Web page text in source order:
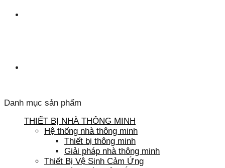
Danh mục sản phẩm
THIẾT BỊ NHÀ THÔNG MINH
Hệ thống nhà thông minh
Thiết bị thông minh
Giải pháp nhà thông minh
Thiết Bị Vệ Sinh Cảm Ứng